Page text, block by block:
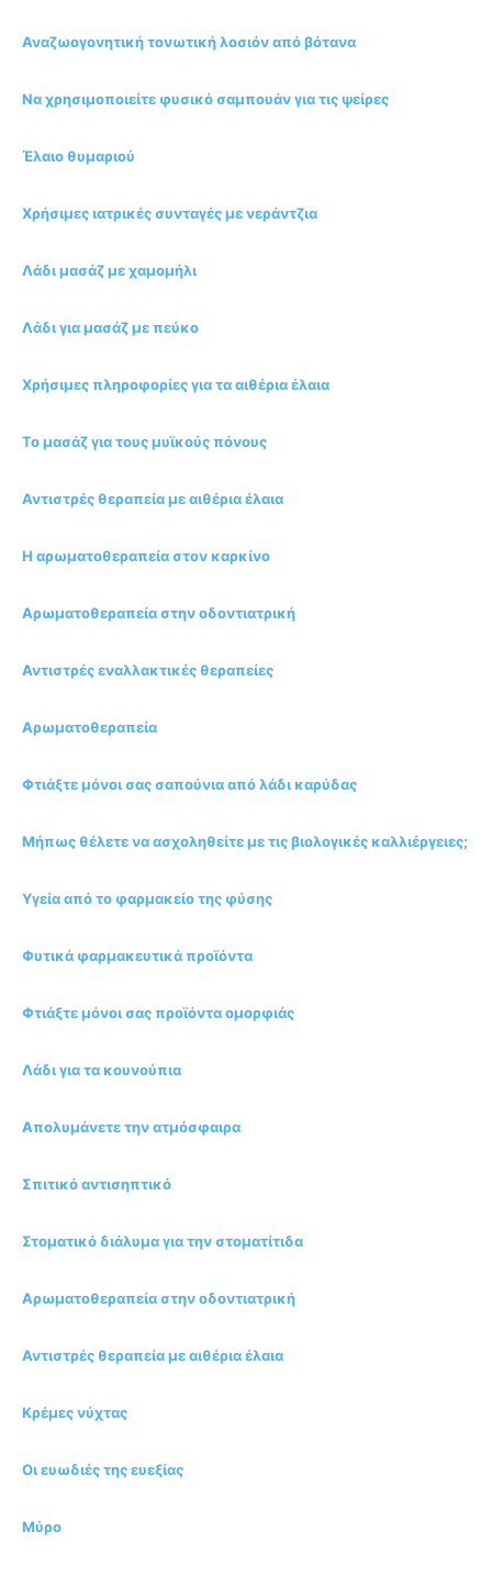
Αναζωογονητική τονωτική λοσιόν από βότανα
Να χρησιμοποιείτε φυσικό σαμπουάν για τις ψείρες
Έλαιο θυμαριού
Χρήσιμες ιατρικές συνταγές με νεράντζια
Λάδι μασάζ με χαμομήλι
Λάδι για μασάζ με πεύκο
Χρήσιμες πληροφορίες για τα αιθέρια έλαια
Το μασάζ για τους μυϊκούς πόνους
Αντιστρές θεραπεία με αιθέρια έλαια
Η αρωματοθεραπεία στον καρκίνο
Αρωματοθεραπεία στην οδοντιατρική
Αντιστρές εναλλακτικές θεραπείες
Αρωματοθεραπεία
Φτιάξτε μόνοι σας σαπούνια από λάδι καρύδας
Μήπως θέλετε να ασχοληθείτε με τις βιολογικές καλλιέργειες;
Υγεία από το φαρμακείο της φύσης
Φυτικά φαρμακευτικά προϊόντα
Φτιάξτε μόνοι σας προϊόντα ομορφιάς
Λάδι για τα κουνούπια
Απολυμάνετε την ατμόσφαιρα
Σπιτικό αντισηπτικό
Στοματικό διάλυμα για την στοματίτιδα
Αρωματοθεραπεία στην οδοντιατρική
Αντιστρές θεραπεία με αιθέρια έλαια
Κρέμες νύχτας
Οι ευωδιές της ευεξίας
Μύρο